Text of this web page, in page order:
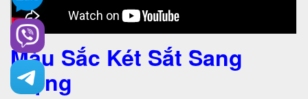
Màu Sắc Két Sắt Sang
Trọng